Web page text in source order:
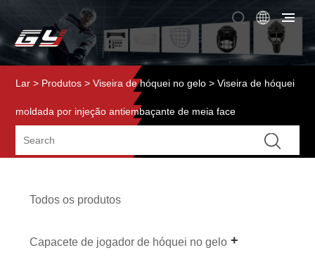
Lar > Produtos >Viseira de hóquei no gelo > Viseira de hóquei
moldada por injeção antiembaçante de meia face
Todos os produtos
Capacete de jogador de hóquei no gelo